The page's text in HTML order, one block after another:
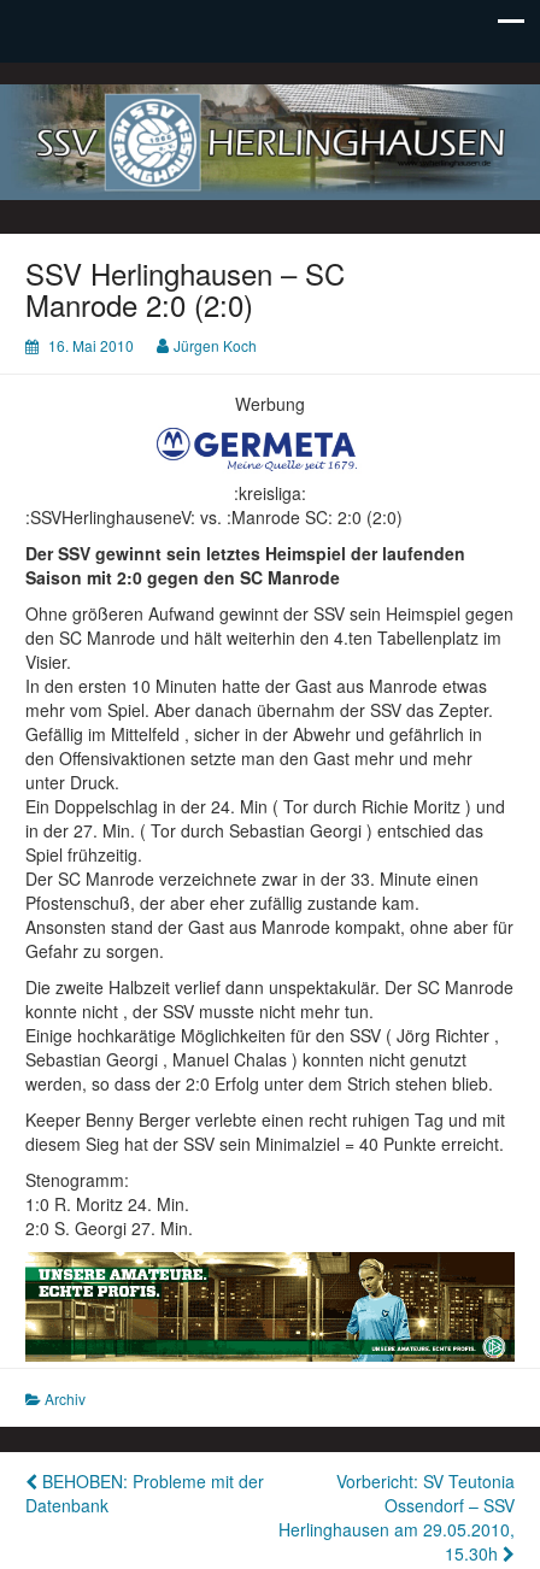
SSV Herlinghausen e. V.
SSV Herlinghausen – SC
Manrode 2:0 (2:0)
16. Mai 2010 Jürgen Koch
Werbung
:kreisliga:
:SSVHerlinghauseneV: vs. :Manrode SC: 2:0 (2:0)
Der SSV gewinnt sein letztes Heimspiel der laufenden
Saison mit 2:0 gegen den SC Manrode
Ohne größeren Aufwand gewinnt der SSV sein Heimspiel gegen
den SC Manrode und hält weiterhin den 4.ten Tabellenplatz im
Visier.
In den ersten 10 Minuten hatte der Gast aus Manrode etwas
mehr vom Spiel. Aber danach übernahm der SSV das Zepter.
Gefällig im Mittelfeld , sicher in der Abwehr und gefährlich in
den Offensivaktionen setzte man den Gast mehr und mehr
unter Druck.
Ein Doppelschlag in der 24. Min ( Tor durch Richie Moritz ) und
in der 27. Min. ( Tor durch Sebastian Georgi ) entschied das
Spiel frühzeitig.
Der SC Manrode verzeichnete zwar in der 33. Minute einen
Pfostenschuß, der aber eher zufällig zustande kam.
Ansonsten stand der Gast aus Manrode kompakt, ohne aber für
Gefahr zu sorgen.
Die zweite Halbzeit verlief dann unspektakulär. Der SC Manrode
konnte nicht , der SSV musste nicht mehr tun.
Einige hochkarätige Möglichkeiten für den SSV ( Jörg Richter ,
Sebastian Georgi , Manuel Chalas ) konnten nicht genutzt
werden, so dass der 2:0 Erfolg unter dem Strich stehen blieb.
Keeper Benny Berger verlebte einen recht ruhigen Tag und mit
diesem Sieg hat der SSV sein Minimalziel = 40 Punkte erreicht.
Stenogramm:
1:0 R. Moritz 24. Min.
2:0 S. Georgi 27. Min.
Archiv
Beitragsnavigation
BEHOBEN: Probleme mit der
Datenbank
Vorbericht: SV Teutonia
Ossendorf – SSV
Herlinghausen am 29.05.2010,
15.30h